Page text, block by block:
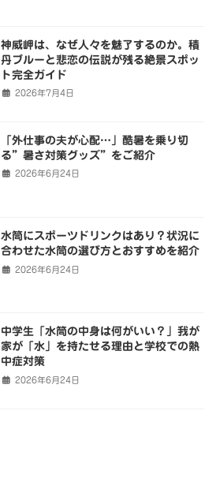
神威岬は、なぜ人々を魅了するのか。積
丹ブルーと悲恋の伝説が残る絶景スポッ
ト完全ガイド
2026年7月4日
「外仕事の夫が心配…」酷暑を乗り切
る”暑さ対策グッズ”をご紹介
2026年6月24日
水筒にスポーツドリンクはあり？状況に
合わせた水筒の選び方とおすすめを紹介
2026年6月24日
中学生「水筒の中身は何がいい？」我が
家が「水」を持たせる理由と学校での熱
中症対策
2026年6月24日